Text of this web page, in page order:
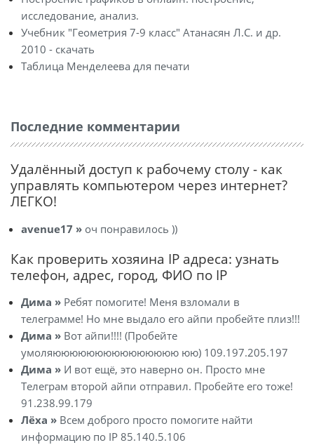
исследование, анализ.
Учебник "Геометрия 7-9 класс" Атанасян Л.С. и др.
2010 - скачать
Таблица Менделеева для печати
Последние комментарии
Удалённый доступ к рабочему столу - как
управлять компьютером через интернет?
ЛЕГКО!
avenue17 » оч понравилось ))
Как проверить хозяина IP адреса: узнать
телефон, адрес, город, ФИО по IP
Дима » Ребят помогите! Меня взломали в
телеграмме! Но мне выдало его айпи пробейте плиз!!!
Дима » Вот айпи!!!! (Пробейте
умоляююююююююююююююю юю) 109.197.205.197
Дима » И вот ещё, это наверно он. Просто мне
Телеграм второй айпи отправил. Пробейте его тоже!
91.238.99.179
Лёха » Всем доброго просто помогите найти
информацию по IP 85.140.5.106